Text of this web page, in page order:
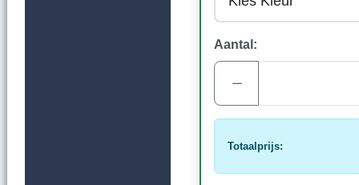
Aantal:
Totaalprijs: